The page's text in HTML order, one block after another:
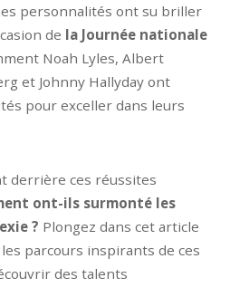
personnalités ont su briller
de la Journée nationale
Noah Lyles, Albert
et Johnny Hallyday ont
pour exceller dans leurs
derrière ces réussites
ont-ils surmonté les
? Plongez dans cet article
parcours inspirants de ces
des talents